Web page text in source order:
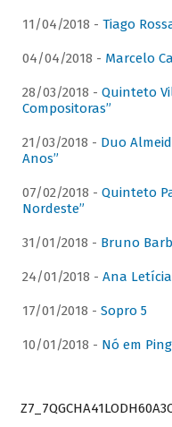
11/04/2018 - Tiago
04/04/2018 - Marcelo
28/03/2018 - Quinteto
Compositoras”
21/03/2018 - Duo
Anos”
07/02/2018 - Quinteto
Nordeste”
31/01/2018 - Bruno
24/01/2018 - Ana
17/01/2018 - Sopro 5
10/01/2018 - Nó em